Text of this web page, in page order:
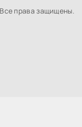
права защищены.